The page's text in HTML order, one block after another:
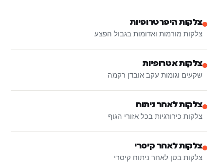
צלקות היפרטרופיות
צלקות מורמות ואדומות בגבול הפצע
צלקות אטרופיות
שקעים וגומות עקב אובדן רקמה
צלקות לאחר ניתוח
צלקות כירורגיות בכל אזורי הגוף
צלקות לאחר קיסרי
צלקות בטן לאחר ניתוח קיסרי